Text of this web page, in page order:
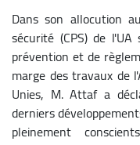
Dans son allocution
sécurité (CPS) de
prévention et de
marge des travaux de
Unies, M. Attaf a
derniers
pleinement